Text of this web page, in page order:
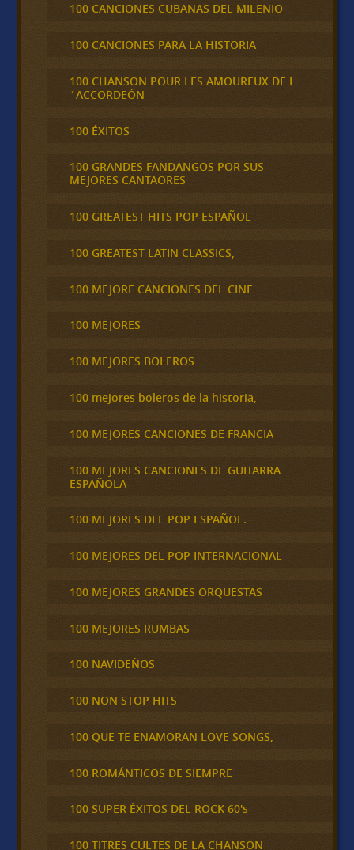
100 CANCIONES CUBANAS DEL MILENIO
100 CANCIONES PARA LA HISTORIA
100 CHANSON POUR LES AMOUREUX DE L
´ACCORDEÓN
100 ÉXITOS
100 GRANDES FANDANGOS POR SUS
MEJORES CANTAORES
100 GREATEST HITS POP ESPAÑOL
100 GREATEST LATIN CLASSICS,
100 MEJORE CANCIONES DEL CINE
100 MEJORES
100 MEJORES BOLEROS
100 mejores boleros de la historia,
100 MEJORES CANCIONES DE FRANCIA
100 MEJORES CANCIONES DE GUITARRA
ESPAÑOLA
100 MEJORES DEL POP ESPAÑOL.
100 MEJORES DEL POP INTERNACIONAL
100 MEJORES GRANDES ORQUESTAS
100 MEJORES RUMBAS
100 NAVIDEÑOS
100 NON STOP HITS
100 QUE TE ENAMORAN LOVE SONGS,
100 ROMÁNTICOS DE SIEMPRE
100 SUPER ÉXITOS DEL ROCK 60's
100 TITRES CULTES DE LA CHANSON